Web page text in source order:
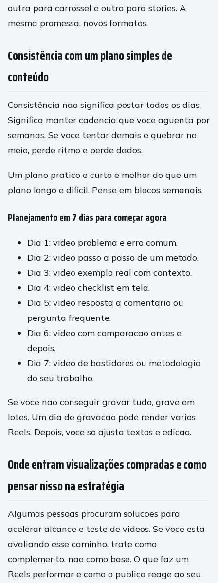
outra para carrossel e outra para stories. A
mesma promessa, novos formatos.
Consistência com um plano simples de
conteúdo
Consistência nao significa postar todos os dias.
Significa manter cadencia que voce aguenta por
semanas. Se voce tentar demais e quebrar no
meio, perde ritmo e perde dados.
Um plano pratico e curto e melhor do que um
plano longo e dificil. Pense em blocos semanais.
Planejamento em 7 dias para começar agora
Dia 1: video problema e erro comum.
Dia 2: video passo a passo de um metodo.
Dia 3: video exemplo real com contexto.
Dia 4: video checklist em tela.
Dia 5: video resposta a comentario ou
pergunta frequente.
Dia 6: video com comparacao antes e
depois.
Dia 7: video de bastidores ou metodologia
do seu trabalho.
Se voce nao conseguir gravar tudo, grave em
lotes. Um dia de gravacao pode render varios
Reels. Depois, voce so ajusta textos e edicao.
Onde entram visualizações compradas e como
pensar nisso na estratégia
Algumas pessoas procuram solucoes para
acelerar alcance e teste de videos. Se voce esta
avaliando esse caminho, trate como
complemento, nao como base. O que faz um
Reels performar e como o publico reage ao seu